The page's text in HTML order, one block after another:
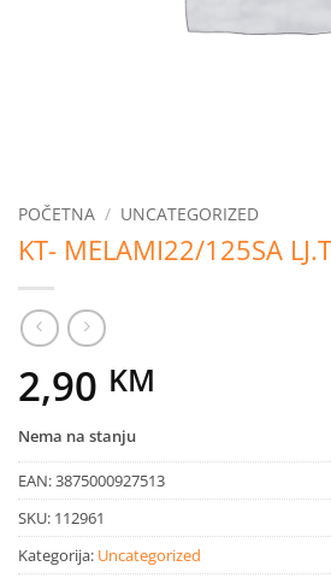
POČETNA / UNCATEGORIZED
KT- MELAMI22/125SA
2,90 KM
Nema na stanju
EAN:3875000927513
SKU: 112961
Kategorija: Uncategorized